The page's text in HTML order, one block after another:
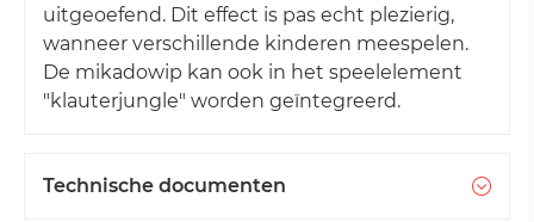
uitgeoefend. Dit effect is pas echt plezierig,
wanneer verschillende kinderen meespelen.
De mikadowip kan ook in het speelelement
"klauterjungle" worden geïntegreerd.
Technische documenten